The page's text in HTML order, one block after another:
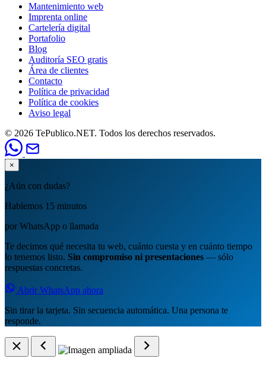
Mantenimiento web
Imprenta online
Cartelería digital
Portafolio
Blog
Auditoría SEO gratis
Área de clientes
Contacto
Política de privacidad
Política de cookies
Aviso legal
© 2026 TePublico.NET. Todos los derechos reservados.
×
¿Aún con dudas?
Hablemos 15 minutos
por WhatsApp o llamada
Te decimos qué necesita tu web, cuánto cuesta y en cuánto tiempo
lo tenemos listo. Sin compromiso ni presentaciones — sólo
respuestas concretas.
Abrir WhatsApp ahora
Sin tirar la tarjeta. Sin secuencia automática. Una persona te
responde.